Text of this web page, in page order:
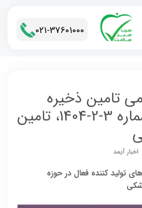
021-37601000​​​​​​​
تامین ذخیره
استراتژیک شماره 3-2-1404، تامین
اخبار آیمد
تولید کننده فعال در حوزه